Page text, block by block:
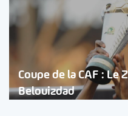
Coupe de la CAF : Le
Belouizdad